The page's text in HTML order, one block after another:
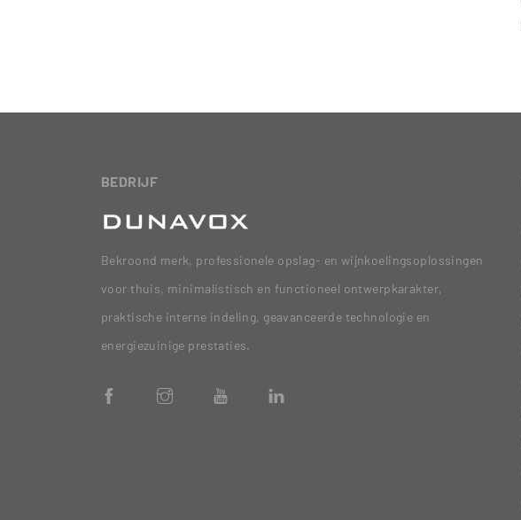
BEDRIJF
Bekroond merk, professionele opslag- en wijnkoelingsoplossingen
voor thuis, minimalistisch en functioneel ontwerpkarakter,
praktische interne indeling, geavanceerde technologie en
energiezuinige prestaties.